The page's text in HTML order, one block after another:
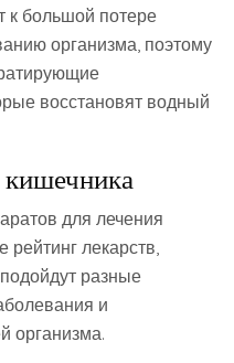
к большой потере
организма, поэтому
восстановят водный
для лечения
рейтинг лекарств,
разные
и
организма.